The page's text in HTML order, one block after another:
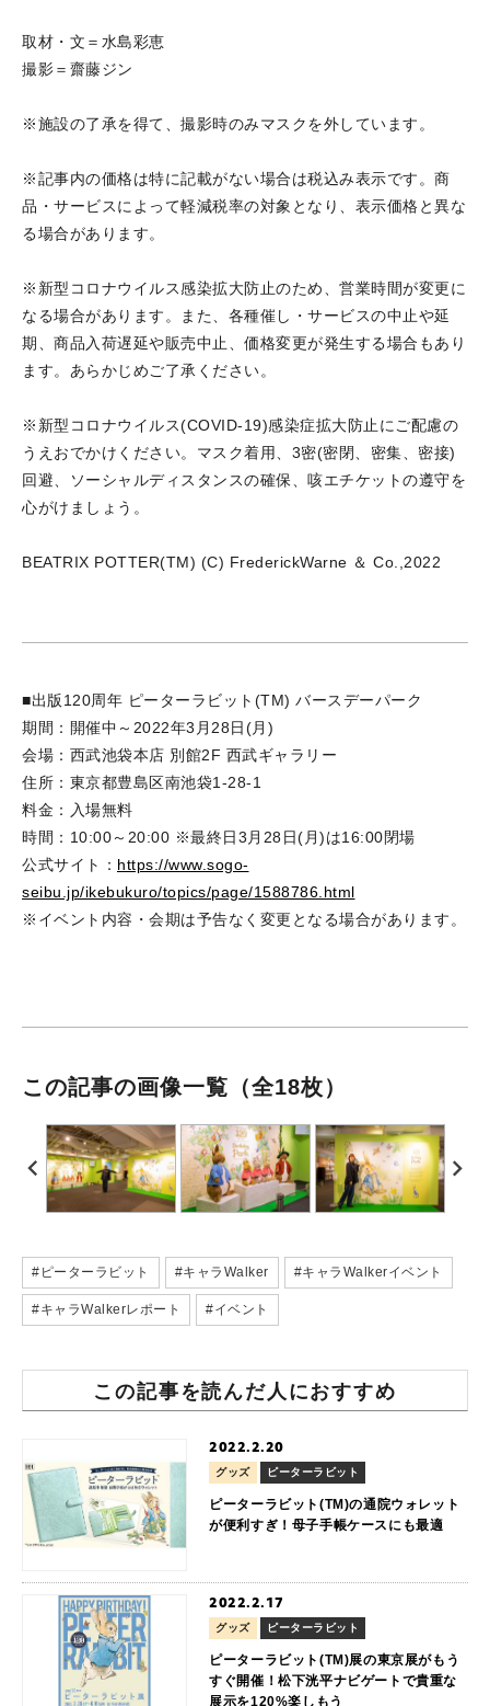
取材・文＝水島彩恵
撮影＝齋藤ジン
※施設の了承を得て、撮影時のみマスクを外しています。
※記事内の価格は特に記載がない場合は税込み表示です。商
品・サービスによって軽減税率の対象となり、表示価格と異な
る場合があります。
※新型コロナウイルス感染拡大防止のため、営業時間が変更に
なる場合があります。また、各種催し・サービスの中止や延
期、商品入荷遅延や販売中止、価格変更が発生する場合もあり
ます。あらかじめご了承ください。
※新型コロナウイルス(COVID-19)感染症拡大防止にご配慮の
うえおでかけください。マスク着用、3密(密閉、密集、密接)
回避、ソーシャルディスタンスの確保、咳エチケットの遵守を
心がけましょう。
BEATRIX POTTER(TM) (C) FrederickWarne ＆ Co.,2022
■出版120周年 ピーターラビット(TM) バースデーパーク
期間：開催中～2022年3月28日(月)
会場：西武池袋本店 別館2F 西武ギャラリー
住所：東京都豊島区南池袋1-28-1
料金：入場無料
時間：10:00～20:00 ※最終日3月28日(月)は16:00閉場
公式サイト： https://www.sogo-
seibu.jp/ikebukuro/topics/page/1588786.html
※イベント内容・会期は予告なく変更となる場合があります。
この記事の画像一覧 （全18枚）
#ピーターラビット #キャラWalker #キャラWalkerイベント
#キャラWalkerレポート #イベント
この記事を読んだ人におすすめ
2022.2.20
グッズ ピーターラビット
ピーターラビット(TM)の通院ウォレット
が便利すぎ！母子手帳ケースにも最適
2022.2.17
グッズ ピーターラビット
ピーターラビット(TM)展の東京展がもう
すぐ開催！松下洸平ナビゲートで貴重な
展示を120%楽しもう